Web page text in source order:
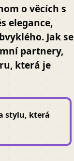
o věcích s
elegance,
Jak se
partnery,
která je
stylu, která